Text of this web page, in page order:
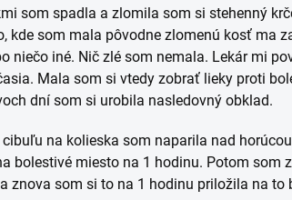
som spadla a zlomila som si stehenný
kde som mala pôvodne zlomenú kosť ma
niečo iné. Nič zlé som nemala. Lekár mi
Mala som si vtedy zobrať lieky proti
dní som si urobila nasledovný obklad.
cibuľu na kolieska som naparila nad
bolestivé miesto na 1 hodinu. Potom som
znova som si to na 1 hodinu priložila na